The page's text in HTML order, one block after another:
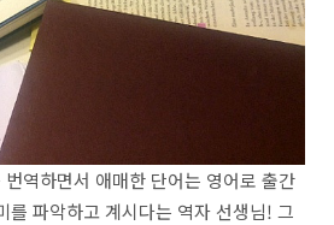
역하면서 애매한 단어는 영어로 출간
를 파악하고 계시다는 역자 선생님! 그